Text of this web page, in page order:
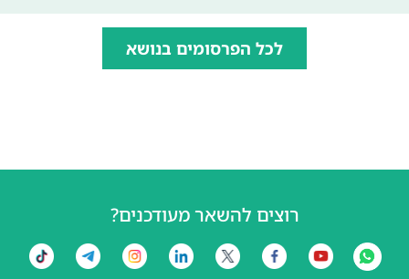
לכל הפרסומים בנושא
רוצים להשאר מעודכנים?